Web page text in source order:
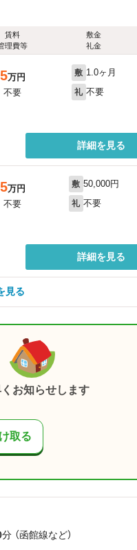
賃料
理費等
敷金
礼金
5万円
不要
敷 1.0ヶ月
礼 不要
詳細を見る
5万円
不要
敷 50,000円
礼 不要
詳細を見る
見る
お知らせします
取る
分 （函館線など）